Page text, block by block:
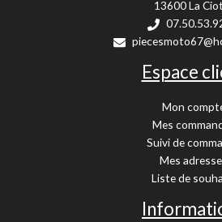
13600 La
Espace
Mon
Mes
Suivi de
Mes
Liste de